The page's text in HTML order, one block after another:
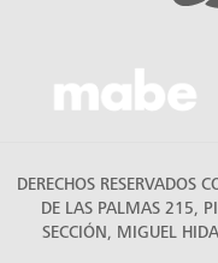
DERECHOS RESERVADOS
DE LAS PALMAS 215,
SECCIÓN, MIGUEL